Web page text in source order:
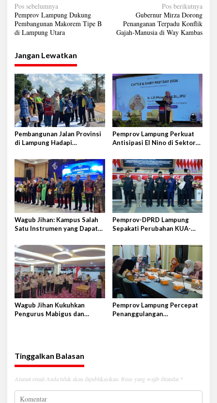
N
a
v
i
g
a
s
i
p
o
s
Pos sebelumnya
Pemprov Lampung Dukung
Pembangunan Makorem Tipe B
di Lampung Utara
Pos berikutnya
Gubernur Mirza Dorong
Penanganan Terpadu Konflik
Gajah-Manusia di Way Kambas
Jangan Lewatkan
Pembangunan Jalan Provinsi
di Lampung Hadapi
Pemprov Lampung Perkuat
Antisipasi El Nino di Sektor
Wagub Jihan: Kampus Salah
Satu Instrumen yang Dapat
Pemprov-DPRD Lampung
Sepakati Perubahan KUA-
Wagub Jihan Kukuhkan
Pengurus Mabigus dan
Pemprov Lampung Percepat
Penanggulangan
Tinggalkan Balasan
Alamat email Anda tidak akan dipublikasikan. Ruas yang wajib ditandai *